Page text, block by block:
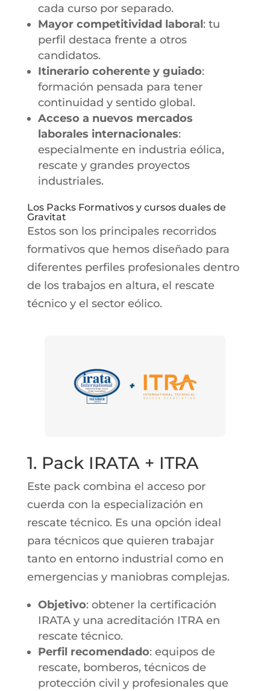
cada curso por separado.
Mayor competitividad laboral: tu
perfil destaca frente a otros
candidatos.
Itinerario coherente y guiado:
formación pensada para tener
continuidad y sentido global.
Acceso a nuevos mercados
laborales internacionales:
especialmente en industria eólica,
rescate y grandes proyectos
industriales.
Los Packs Formativos y cursos duales de
Gravitat
Estos son los principales recorridos
formativos que hemos diseñado para
diferentes perfiles profesionales dentro
de los trabajos en altura, el rescate
técnico y el sector eólico.
1. Pack IRATA + ITRA
Este pack combina el acceso por
cuerda con la especialización en
rescate técnico. Es una opción ideal
para técnicos que quieren trabajar
tanto en entorno industrial como en
emergencias y maniobras complejas.
Objetivo: obtener la certificación
IRATA y una acreditación ITRA en
rescate técnico.
Perfil recomendado: equipos de
rescate, bomberos, técnicos de
protección civil y profesionales que